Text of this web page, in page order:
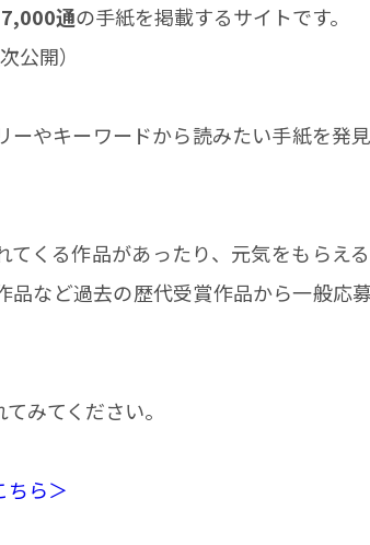
通の手紙を掲載するサイトです。
公開）
ーやキーワードから読みたい手紙を発
くる作品があったり、元気をもらえ
など過去の歴代受賞作品から一般応
みてください。
ちら＞